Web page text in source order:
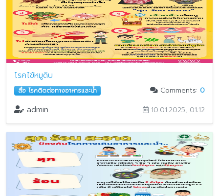
โรคไข้หมูดิบ
สื่อ โรคติดต่อทางอาหารและน้ำ Comments: 0
admin 10.01.2025, 01:12